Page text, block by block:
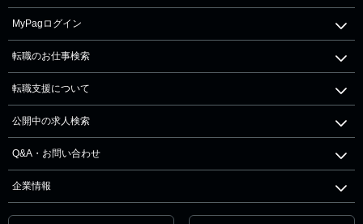
MyPagログイン
転職のお仕事検索
転職支援について
公開中の求人検索
Q&A・お問い合わせ
企業情報